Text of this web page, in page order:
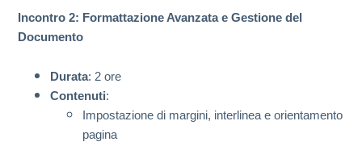
Incontro 2: Formattazione Avanzata e Gestione del
Documento
Durata: 2 ore
Contenuti:
Impostazione di margini, interlinea e orientamento
pagina